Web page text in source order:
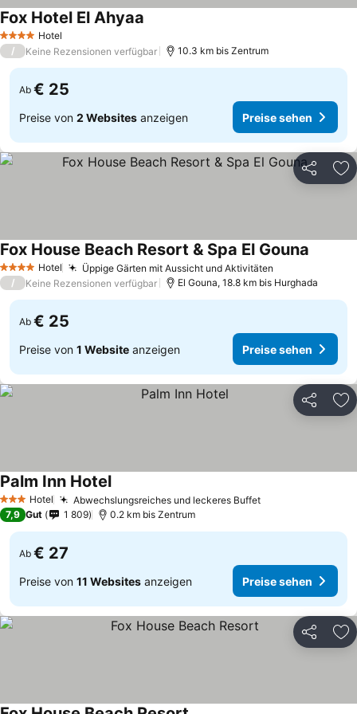
4 Sterne Hotel
Fox Hotel El Ahyaa
/ Keine Rezensionen verfügbar 10.3 km bis Zentrum
Ab € 25
Preise von 2 Websites anzeigen Preise sehen
Teilen
4 Sterne Hotel Üppige Gärten mit Aussicht und Aktivitäten
Fox House Beach Resort & Spa El Gouna
/ Keine Rezensionen verfügbar El Gouna, 18.8 km bis Hurghada
Ab € 25
Preise von 1 Website anzeigen Preise sehen
Teilen
3 SterneHotel Abwechslungsreiches und leckeres Buffet
Palm Inn Hotel
7,9 Gut 1 809 0.2 km bis Zentrum
Ab € 27
Preise von 11 Websites anzeigen Preise sehen
Teilen